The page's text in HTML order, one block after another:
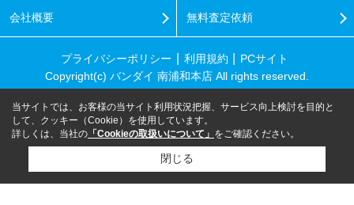
会社概要 無料査定依頼
プライバシーポリシー 利用規約
PCサイト
Copyright(c) バンダイ 南浦和本店 All rights reserved.
当サイトでは、お客様の当サイト利用状況把握、サービス向上検討を目的と
して、クッキー（Cookie）を使用しています。
詳しくは、当社の 「Cookieの取扱いについて」 をご確認ください。
閉じる